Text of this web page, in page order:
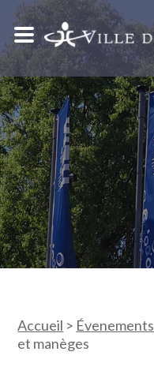
Accueil > Évenements
et manèges